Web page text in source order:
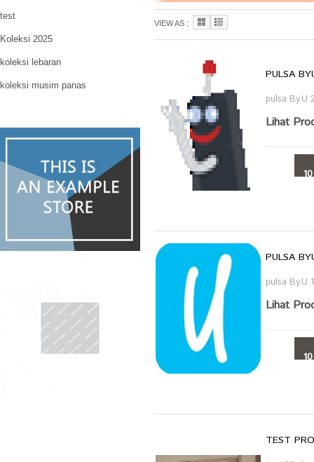
test
Koleksi 2025
koleksi lebaran
koleksi musim panas
VIEW AS :
PULSA
pulsa By.U
Lihat
PULSA
pulsa By.U
Lihat
TEST